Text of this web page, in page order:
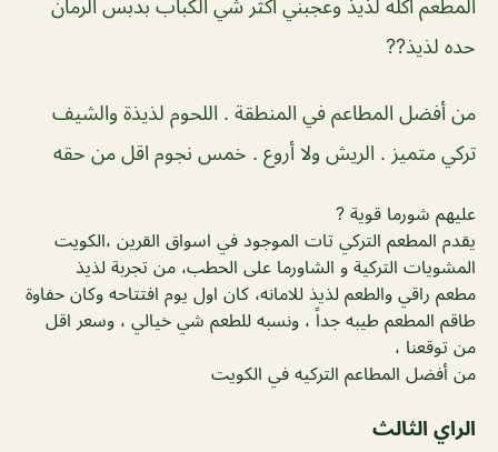
المطعم اكله لذيذ وعجبني اكثر شي الكباب بدبس الرمان
حده لذيذ??
من أفضل المطاعم في المنطقة . اللحوم لذيذة والشيف
تركي متميز . الريش ولا أروع . خمس نجوم اقل من حقه
عليهم شورما قوية ?
يقدم المطعم التركي تات الموجود في اسواق القرين ،الكويت
المشويات التركية و الشاورما على الحطب، من تجربة لذيذ
مطعم راقي والطعم لذيذ للامانه، كان اول يوم افتتاحه وكان حفاوة
طاقم المطعم طيبه جداً ، ونسبه للطعم شي خيالي ، وسعر اقل
من توقعنا ،
من أفضل المطاعم التركيه في الكويت
الراي الثالث